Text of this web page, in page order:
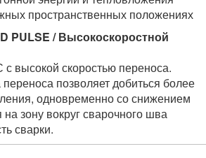
пространственных положениях
PULSE / Высокоскоростной
высокой скоростью переноса.
позволяет добиться более
одновременно со снижением
зону вокруг сварочного шва
сварки.